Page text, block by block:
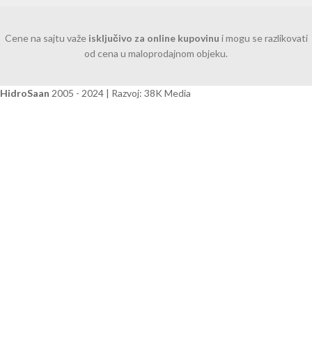
Cene na sajtu važe isključivo za online kupovinu i mogu se razlikovati
od cena u maloprodajnom objeku.
HidroSaan 2005 - 2024 | Razvoj: 38K Media